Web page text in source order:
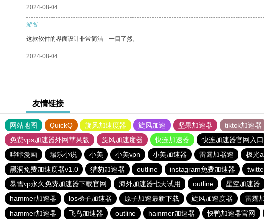
2024-08-04
游客
这款软件的界面设计非常简洁，一目了然。
2024-08-04
友情链接
网站地图 QuickQ 旋风加速度器 旋风加速 坚果加速器 tiktok加速器
免费vps加速器外网苹果版
旋风加速度器 快连加速器 快连加速器官网入口
哔咔漫画
瑞乐小说 小美 小美vpn 小美加速器 雷霆加器速 极光
黑洞免费加速度器v1.0
猎豹加速器 outline instagram免费加速器
暴雪vp永久免费加速器下载官网
海外加速器七天试用 outline 星空加速器
hammer加速器
ios梯子加速器 原子加速最新下载 旋风加速度器 雷霆
hammer加速器
飞鸟加速器 outline hammer加速器 快鸭加速器官网